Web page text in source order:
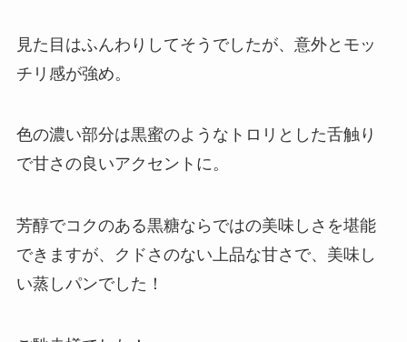
見た目はふんわりしてそうでしたが、意外とモッ
チリ感が強め。
色の濃い部分は黒蜜のようなトロリとした舌触り
で甘さの良いアクセントに。
芳醇でコクのある黒糖ならではの美味しさを堪能
できますが、クドさのない上品な甘さで、美味し
い蒸しパンでした！